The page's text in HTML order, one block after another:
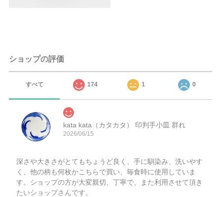
ショップの評価
すべて 174 1 0
kata kata（カタカタ） 印判手小皿 群れ
2026/06/15
深さや大きさがとてもちょうど良く、手に馴染み、洗いやす
く、他の柄も何枚かこちらで買い、毎食時に使用していま
す。ショップの方が大変親切、丁寧で、また利用させて頂き
たいショップさんです。